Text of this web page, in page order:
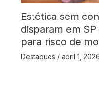
Estética sem
disparam em
para risco de
Destaques / abril 1, 2026